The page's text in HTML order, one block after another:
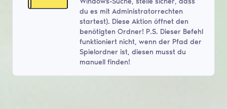
du es mit Administratorrechten
startest). Diese Aktion öffnet den
benötigten Ordner! P.S. Dieser Befehl
funktioniert nicht, wenn der Pfad der
Spielordner ist, diesen musst du
manuell finden!